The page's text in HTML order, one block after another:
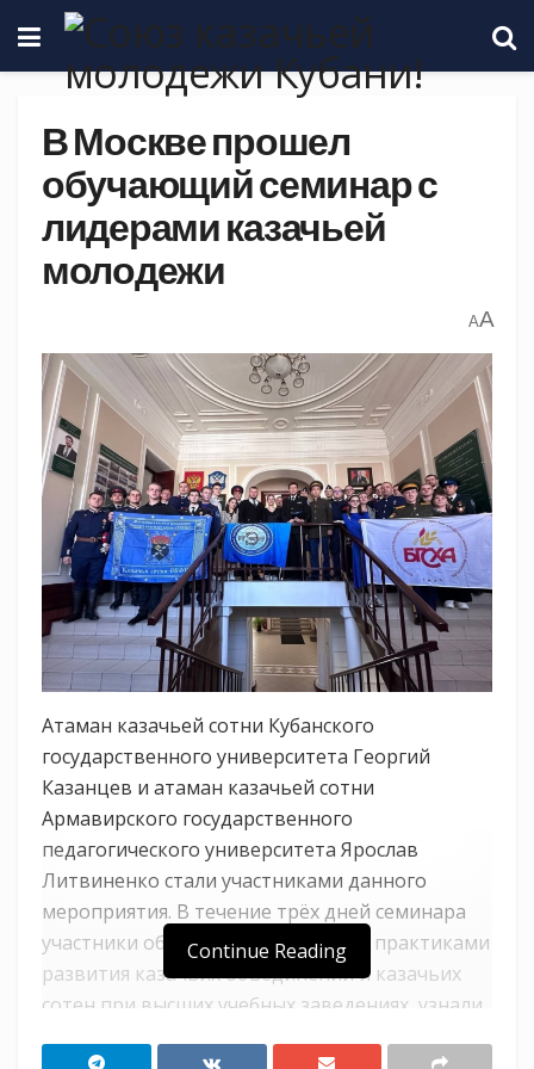
В Москве прошел
обучающий семинар с
лидерами казачьей
молодежи
AA
Атаман казачьей сотни Кубанского
государственного университета Георгий
Казанцев и атаман казачьей сотни
Армавирского государственного
педагогического университета Ярослав
Литвиненко стали участниками данного
мероприятия. В течение трёх дней семинара
участники обменялись успешными практиками
развития казачьих объединений и казачьих
сотен при высших учебных заведениях, узнали
Continue Reading